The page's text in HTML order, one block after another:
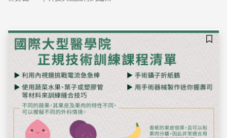
手，而在國研院動物中心，每一隻實驗鼠更是值得好好善待
儲存